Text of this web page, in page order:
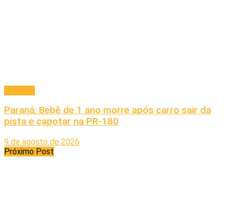
Paraná: Bebê de 1 ano morre após carro sair da
pista e capotar na PR-180
9 de agosto de 2026
Próximo Post